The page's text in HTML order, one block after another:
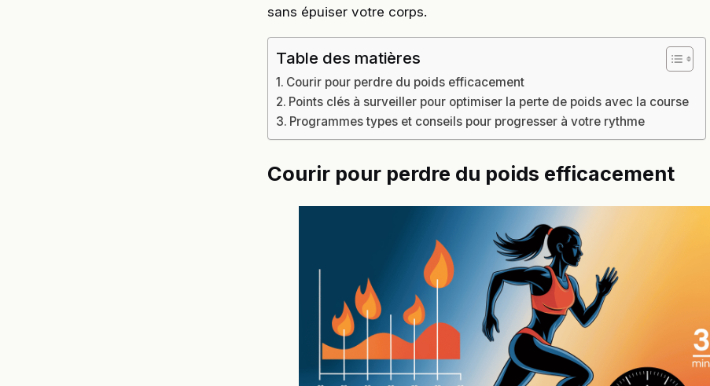
sans épuiser votre corps.
Table des matières
Courir pour perdre du poids efficacement
Points clés à surveiller pour optimiser la perte de poids avec la course
Programmes types et conseils pour progresser à votre rythme
Courir pour perdre du poids efficacement